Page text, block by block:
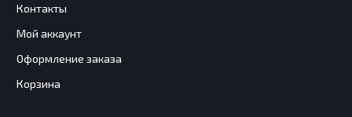
Контакты
Мой аккаунт
Оформление заказа
Корзина